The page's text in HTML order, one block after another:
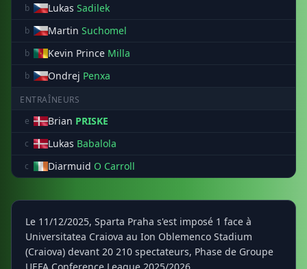
b Lukas Sadilek
b Martin Suchomel
b Kevin Prince Milla
b Ondrej Penxa
ENTRAÎNEURS
e
Brian PRISKE
c Lukas Babalola
c Diarmuid O Carroll
Le 11/12/2025, Sparta Praha s'est imposé 1 face à
Universitatea Craiova au Ion Oblemenco Stadium
(Craiova) devant 20 210 spectateurs, Phase de Groupe